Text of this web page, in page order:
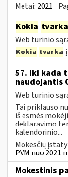
Metai: 2021
Kokia tvarka
Web turinio
Kokia tvarka
57. Iki kada
naudojantis
Web turinio
Tai priklauso
iš esmės
deklaravimo
kalendorinio...
Mokesčių
PVM nuo 2021
Mokestinis